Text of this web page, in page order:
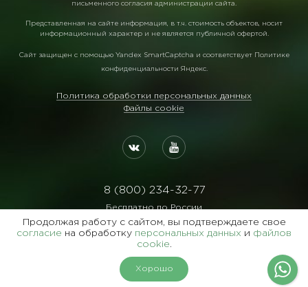
письменного согласия администрации сайта.
Представленная на сайте информация, в т.ч. стоимость объектов, носит
информационный характер и не является публичной офертой.
Сайт защищен с помощью Yandex SmartCaptcha и соответствует Политике
конфиденциальности Яндекс.
Политика обработки персональных данных
Файлы cookie
8 (800) 234-32-77
Бесплатно по России
Реквизиты:
ООО Агентство "Славянский Двор"
Продолжая работу с сайтом, вы подтверждаете свое
согласие на обработку персональных данных и файлов
cookie.
Хорошо